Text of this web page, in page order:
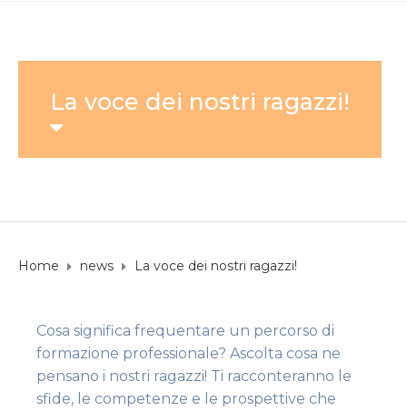
La voce dei nostri ragazzi!
Home news La voce dei nostri ragazzi!
Cosa significa frequentare un percorso di
formazione professionale? Ascolta cosa ne
pensano i nostri ragazzi! Ti racconteranno le
sfide, le competenze e le prospettive che